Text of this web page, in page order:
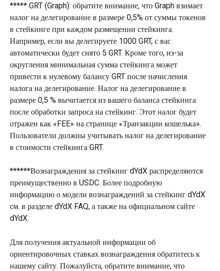
***** GRT (Graph): обратите внимание, что Graph взимает
налог на делегирование в размере 0,5% от суммы токенов
в стейкинге при каждом размещении стейкинга.
Например, если вы делегируете 1000 GRT, с вас
автоматически будет снято 5 GRT. Кроме того, из-за
округления минимальная сумма стейкинга может
привести к нулевому балансу GRT после начисления
налога на делегирование. Налог на делегирование в
размере 0,5 % вычитается из вашего баланса стейкинга
после обработки запроса на стейкинг. Этот налог будет
отражен как «FEE» на странице «Транзакции кошелька».
Пользователи должны учитывать налог на делегирование
в стоимости стейкинга GRT.
******Вознаграждения за стейкинг dYdX распределяются
преимущественно в USDC. Более подробную
информацию о модели вознаграждений за стейкинг dYdX
см. в разделе dYdX FAQ, а также на официальном сайте
dYdX.
Для получения актуальной информации об
ориентировочных ставках вознаграждения обратитесь к
нашему сайту. Пожалуйста, обратите внимание, что